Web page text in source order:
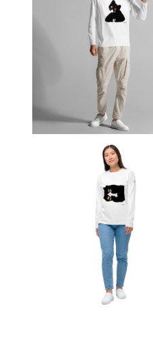
ユニセックス長袖Tシ
¥3,800
¥3,800